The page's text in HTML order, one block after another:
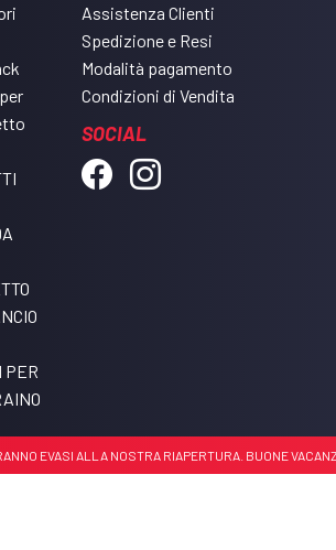
PER
Assistenza Clienti
Spedizione e Resi
Modalità pagamento
Condizioni di Vendita
SOCIAL
ALLA NOSTRA RIAPERTURA. BUONE VACANZE 🏝️🏝️